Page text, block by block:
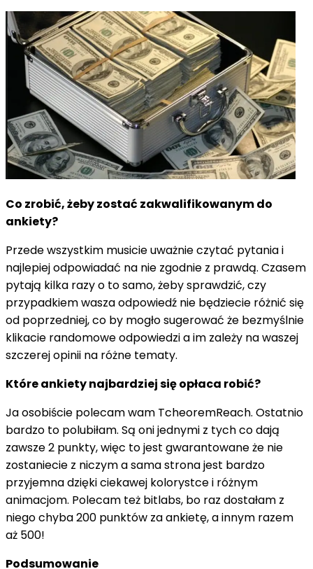
Co zrobić, żeby zostać zakwalifikowanym do
ankiety?
Przede wszystkim musicie uważnie czytać pytania i
najlepiej odpowiadać na nie zgodnie z prawdą. Czasem
pytają kilka razy o to samo, żeby sprawdzić, czy
przypadkiem wasza odpowiedź nie będziecie różnić się
od poprzedniej, co by mogło sugerować że bezmyślnie
klikacie randomowe odpowiedzi a im zależy na waszej
szczerej opinii na różne tematy.
Które ankiety najbardziej się opłaca robić?
Ja osobiście polecam wam TcheoremReach. Ostatnio
bardzo to polubiłam. Są oni jednymi z tych co dają
zawsze 2 punkty, więc to jest gwarantowane że nie
zostaniecie z niczym a sama strona jest bardzo
przyjemna dzięki ciekawej kolorystce i różnym
animacjom. Polecam też bitlabs, bo raz dostałam z
niego chyba 200 punktów za ankietę, a innym razem
aż 500!
Podsumowanie